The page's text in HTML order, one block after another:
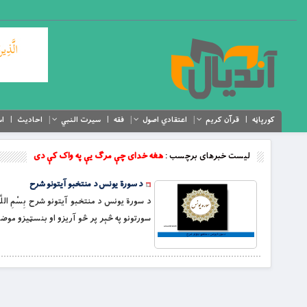
کورپاڼه قرآن کریم اعتقادي اصول فقه سیرت النبي احادیث
لیست خبرهای برچسب :هغه خدای چې مرګ یې په واک کې دی
د سورة یونس د منتخبو آیتونو شرح
د سورة یونس د منتخبو آیتونو شرح بِسْمِ
سورتونو په څېر پر څو آریزو او بنسټیزو